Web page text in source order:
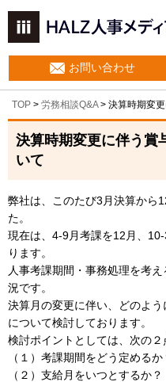
お問い合わせ
TOP > 労務相談Q&A> 決算時期変
決算時期変更に伴う賞
いて
弊社は、このたび3月決算から
た。
現在は、4-9月考課を12月、
ります。
人事考課期間・事務処理を考
況です。
決算月の変更に伴い、どのよ
について検討しております。
検討ポイントとしては、次の２
（１）考課期間をどう定めるか
（２）支給月をいつとするか？